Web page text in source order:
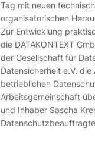
Tag mit neuen
organisatorischen
Zur Entwicklung
die DATAKONTEXT
der Gesellschaft für
Datensicherheit e.V.
betrieblichen
Arbeitsgemeinschaft
und Inhaber Sascha